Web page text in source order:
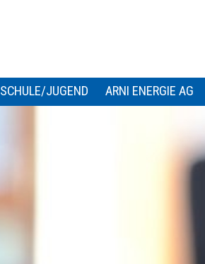
SCHULE/JUGEND ARNI ENERGIE AG